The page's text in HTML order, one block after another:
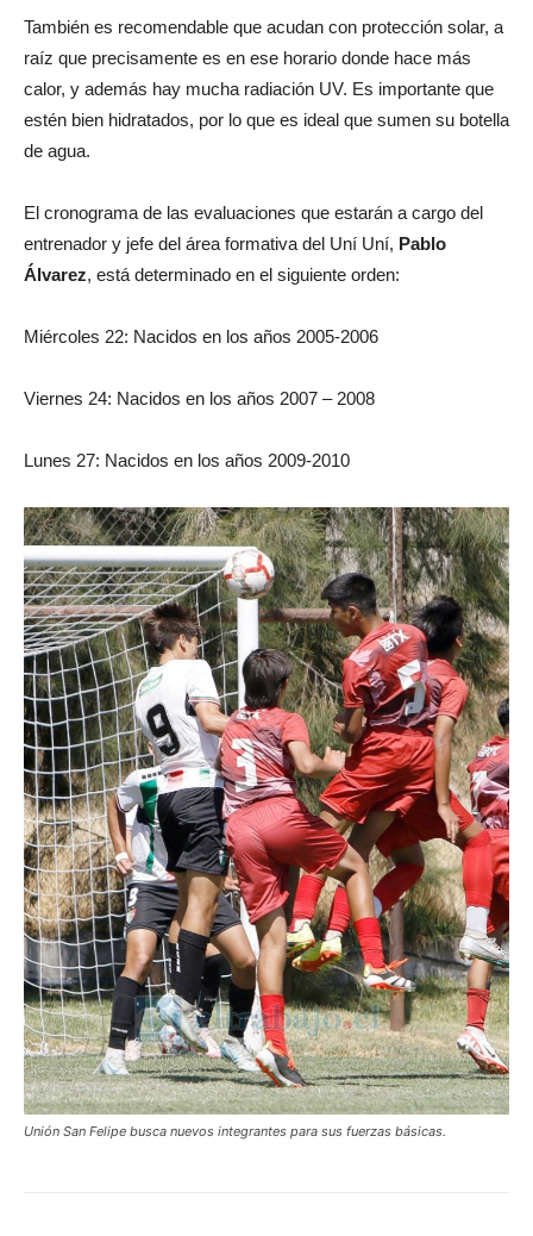
También es recomendable que acudan con protección solar, a
raíz que precisamente es en ese horario donde hace más
calor, y además hay mucha radiación UV. Es importante que
estén bien hidratados, por lo que es ideal que sumen su botella
de agua.
El cronograma de las evaluaciones que estarán a cargo del
entrenador y jefe del área formativa del Uní Uní, Pablo
Álvarez, está determinado en el siguiente orden:
Miércoles 22: Nacidos en los años 2005-2006
Viernes 24: Nacidos en los años 2007 – 2008
Lunes 27: Nacidos en los años 2009-2010
Unión San Felipe busca nuevos integrantes para sus fuerzas básicas.